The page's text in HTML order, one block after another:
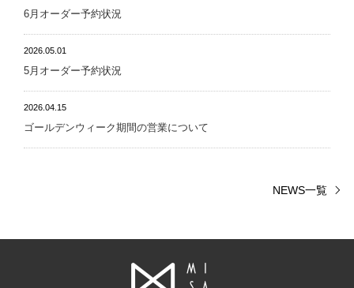
6月オーダー予約状況
2026.05.01
5月オーダー予約状況
2026.04.15
ゴールデンウィーク期間の営業について
NEWS一覧